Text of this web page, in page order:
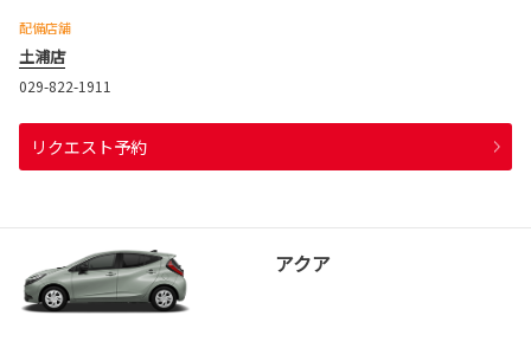
配備店舗
土浦店
029-822-1911
リクエスト予約
アクア